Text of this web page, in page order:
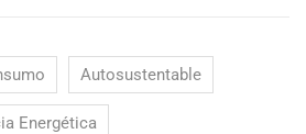
Autosustentable
Energética